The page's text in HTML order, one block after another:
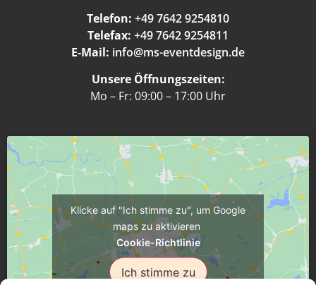
Telefon: +49 7642 9254810
Telefax: +49 7642 9254811
E-Mail: info@ms-eventdesign.de
Unsere Öffnungszeiten:
Mo – Fr: 09:00 – 17:00 Uhr
Klicke auf "Ich stimme zu", um Google
maps zu aktivieren
Cookie-Richtlinie
Ich stimme zu